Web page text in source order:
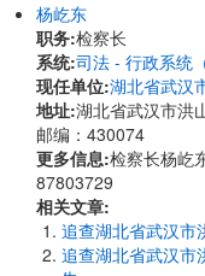
杨屹东
职务:检察长
系统:司法 - 行政系统
现任单位:湖北省武汉
地址:湖北省武汉市洪
邮编：430074
更多信息:检察长杨屹
87803729
相关文章:
追查湖北省武汉市
追查湖北省武汉市